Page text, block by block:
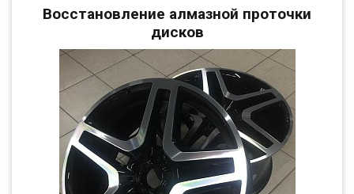
Восстановление алмазной проточки
дисков